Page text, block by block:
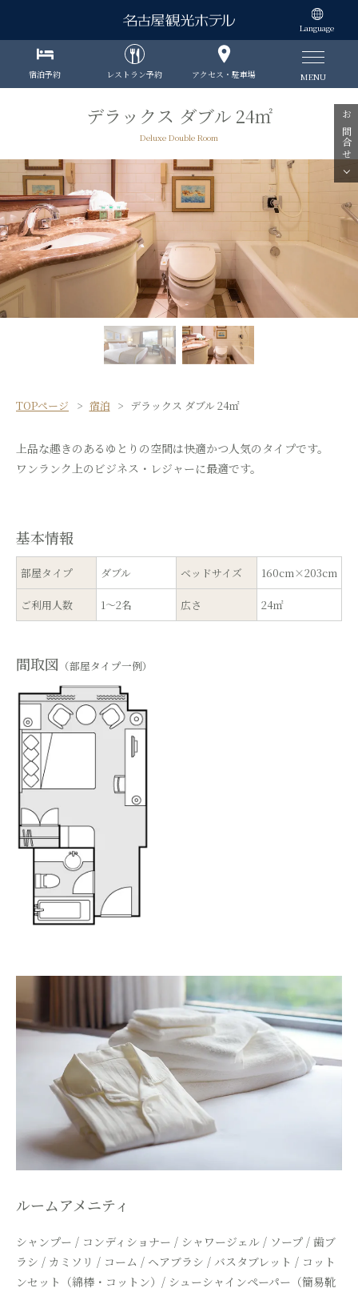
Language
宿泊予約 レストラン予約 アクセス・駐車場 MENU
デラックス ダブル 24㎡
Deluxe Double Room
TOPページ 宿泊 デラックス ダブル 24㎡
上品な趣きのあるゆとりの空間は快適かつ人気のタイプです。
ワンランク上のビジネス・レジャーに最適です。
基本情報
部屋タイプ ダブル ベッドサイズ 160cm×203cm
ご利用人数 1～2名 広さ 24㎡
間取図 （部屋タイプ一例）
ルームアメニティ
シャンプー / コンディショナー / シャワージェル / ソープ / 歯ブ
ラシ / カミソリ / コーム / ヘアブラシ / バスタブレット / コット
ンセット（綿棒・コットン）/ シューシャインペーパー（簡易靴
お問合せ